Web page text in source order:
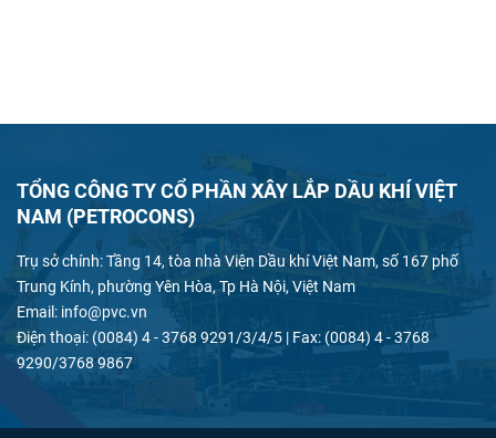
TỔNG CÔNG TY CỔ PHẦN XÂY LẮP DẦU KHÍ VIỆT
NAM (PETROCONS)
Trụ sở chính: Tầng 14, tòa nhà Viện Dầu khí Việt Nam, số 167 phố
Trung Kính, phường Yên Hòa, Tp Hà Nội, Việt Nam
Email: info@pvc.vn
Điện thoại: (0084) 4 - 3768 9291/3/4/5 | Fax: (0084) 4 - 3768
9290/3768 9867